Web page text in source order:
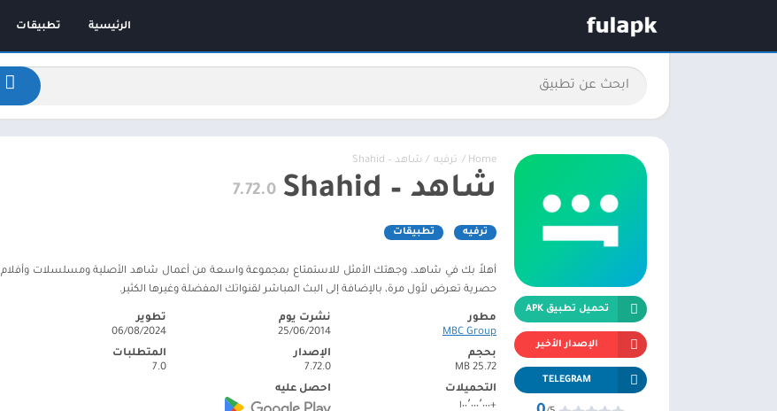
الرئيسية تطبيقات
Home
/ ترفيه / ﺷﺎﻫﺪ – Shahid
ﺷﺎﻫﺪ – Shahid 7.72.0
ترفيه تطبيقات
أهلاً بك في شاهد، وجهتك الأمثل للاستمتاع بمجموعة واسعة من أعمال شاهد الأصلية ومسلسلات وأفلام
حصرية تعرض لأول مرة، بالإضافة إلى البث المباشر لقنواتك المفضلة وغيرها الكثير.
تحميل تطبيق APK
الإصدار الأخير
TELEGRAM
مطور
MBC Group
نشرت يوم
25/06/2014
تطوير
06/08/2024
بحجم
25.72 MB
الإصدار
7.72.0
المتطلبات
7.0
التحميلات
+١٠٠٬٠٠٠٬٠٠٠
احصل عليه